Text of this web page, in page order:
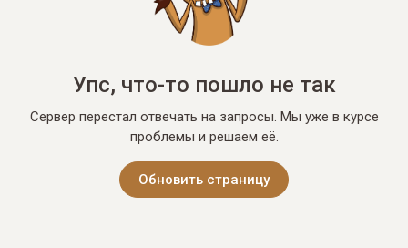
Упс, что-то пошло не так
Сервер перестал отвечать на запросы. Мы уже в курсе
проблемы и решаем её.
Обновить страницу